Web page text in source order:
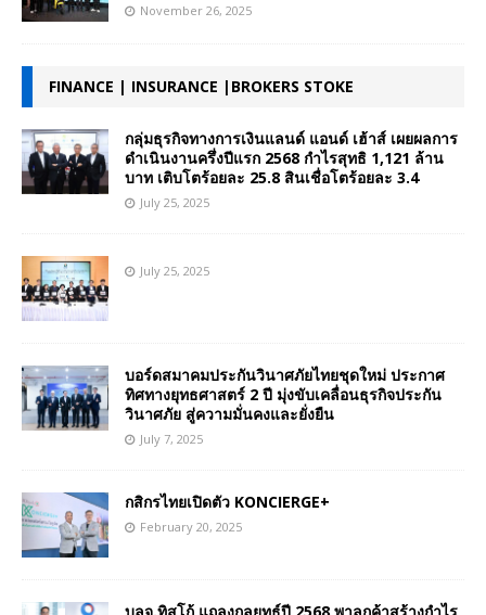
November 26, 2025
FINANCE | INSURANCE |BROKERS STOKE
กลุ่มธุรกิจทางการเงินแลนด์ แอนด์ เฮ้าส์ เผยผลการ
ดำเนินงานครึ่งปีแรก 2568 กำไรสุทธิ 1,121 ล้าน
บาท เติบโตร้อยละ 25.8 สินเชื่อโตร้อยละ 3.4
July 25, 2025
July 25, 2025
บอร์ดสมาคมประกันวินาศภัยไทยชุดใหม่ ประกาศ
ทิศทางยุทธศาสตร์ 2 ปี มุ่งขับเคลื่อนธุรกิจประกัน
วินาศภัย สู่ความมั่นคงและยั่งยืน
July 7, 2025
กสิกรไทยเปิดตัว KONCIERGE+
February 20, 2025